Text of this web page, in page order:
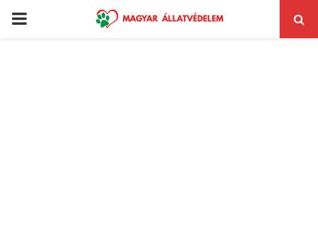
PRIMARY